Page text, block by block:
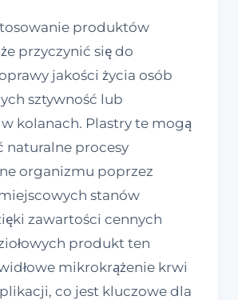
produktów
przyczynić się do
jakości życia osób
sztywność lub
kolanach. Plastry te mogą
naturalne procesy
organizmu poprzez
stanów
zawartości cennych
produkt ten
mikrokrążenie krwi
co jest kluczowe dla